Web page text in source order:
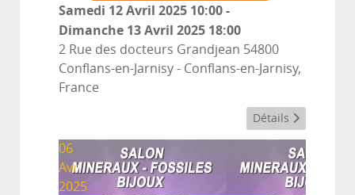
Samedi 12 Avril 2025 10:00-
Dimanche 13 Avril 2025 18:00
2 Rue des docteurs Grandjean 54800
Conflans-en-Jarnisy - Conflans-en-Jarnisy,
France
Détails
06
Avr
2025